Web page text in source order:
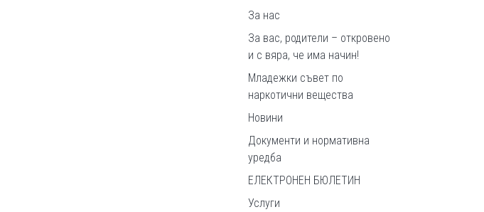
За нас
За вас, родители – откровено
и с вяра, че има начин!
Младежки съвет по
наркотични вещества
Новини
Документи и нормативна
уредба
ЕЛЕКТРОНЕН БЮЛЕТИН
Услуги